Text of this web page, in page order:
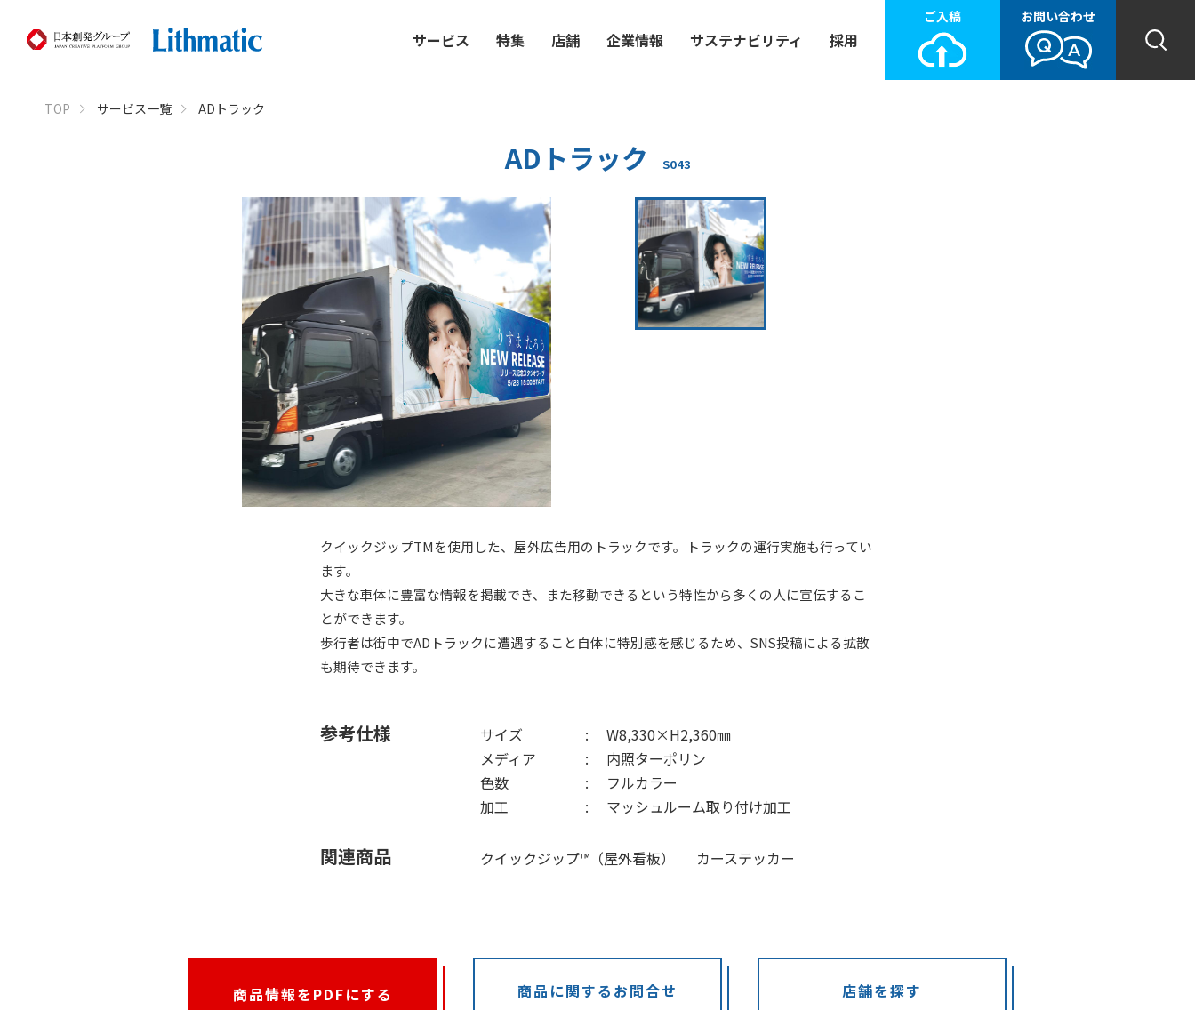
サービス 特集 店舗 企業情報 サステナビリティ 採用
ご入稿 お問い合わせ
TOP サービス一覧 ADトラック
ADトラック S043
クイックジップTMを使用した、屋外広告用のトラックです。トラックの運行実施も行ってい
ます。
大きな車体に豊富な情報を掲載でき、また移動できるという特性から多くの人に宣伝するこ
とができます。
歩行者は街中でADトラックに遭遇すること自体に特別感を感じるため、SNS投稿による拡散
も期待できます。
参考仕様 サイズ
W8,330×H2,360㎜
メディア
内照ターポリン
色数
フルカラー
加工
マッシュルーム取り付け加工
関連商品 クイックジップ™（屋外看板） カーステッカー
商品情報をPDFにする 商品に関するお問合せ 店舗を探す